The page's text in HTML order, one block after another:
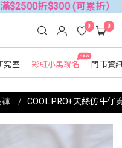
(可累折） 全館3
究室
NEW
彩虹小馬聯名 門市資
0 0
COOL PRO+天絲仿牛仔